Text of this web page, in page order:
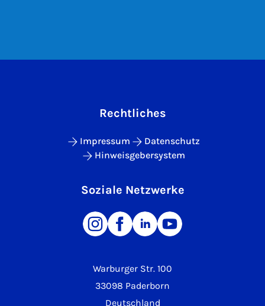
Warburger Str. 100
33098 Paderborn
Deutschland
Rechtliches
Impressum
Datenschutz
Hinweisgebersystem
Soziale Netzwerke